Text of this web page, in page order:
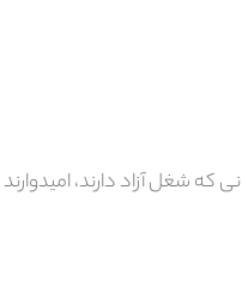
شغل آزاد دارند،